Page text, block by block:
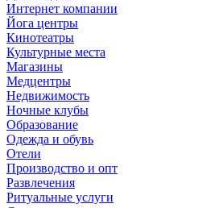
Интернет компании
Йога центры
Кинотеатры
Культурные места
Магазины
Медцентры
Недвижимость
Ночные клубы
Образование
Одежда и обувь
Отели
Производство и опт
Развлечения
Ритуальные услуги